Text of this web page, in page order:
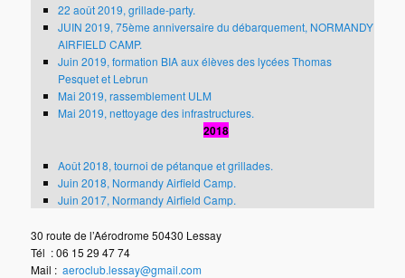
22 août 2019, grillade-party.
JUIN 2019, 75ème anniversaire du débarquement, NORMANDY
AIRFIELD CAMP.
Juin 2019, formation BIA aux élèves des lycées Thomas
Pesquetet Lebrun
Mai 2019, rassemblement ULM
Mai 2019, nettoyage des infrastructures.
2018
Août 2018, tournoi de pétanque et grillades.
Juin 2018, Normandy Airfield Camp.
Juin 2017, Normandy Airfield Camp.
30 route de l’Aérodrome 50430 Lessay
Tél : 06 15 29 47 74
Mail :aeroclub.lessay@gmail.com